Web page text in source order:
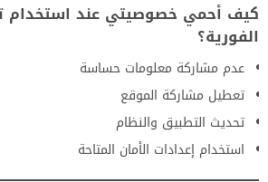
كيف أحمي خصوصيتي عند استخدام
الفورية؟
عدم مشاركة معلومات حساسة
تعطيل مشاركة الموقع
تحديث التطبيق والنظام
استخدام إعدادات الأمان المتاحة